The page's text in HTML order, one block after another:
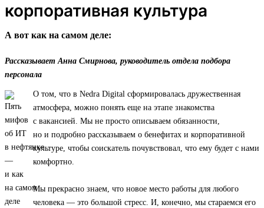
корпоративная культура
А вот как на самом деле:
Рассказывает Анна Смирнова, руководитель отдела подбора
персонала
О том, что в Nedra Digital сформировалась дружественная
атмосфера, можно понять еще на этапе знакомства
с вакансией. Мы не просто описываем обязанности,
но и подробно рассказываем о бенефитах и корпоративной
культуре, чтобы соискатель почувствовал, что ему будет с нами
комфортно.
Мы прекрасно знаем, что новое место работы для любого
человека — это большой стресс. И, конечно, мы стараемся его